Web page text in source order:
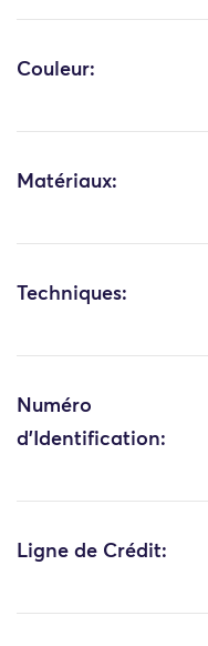
Couleur:
Matériaux:
Techniques:
Numéro
d'Identification:
Ligne de Crédit: